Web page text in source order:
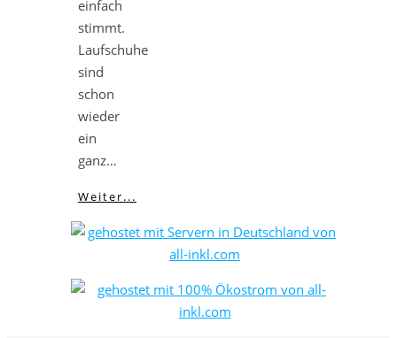
einfach
stimmt.
Laufschuhe
sind
schon
wieder
ein
ganz…
Weiter...